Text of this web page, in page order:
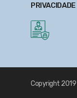
PRIVACIDADE
Copyright 2019